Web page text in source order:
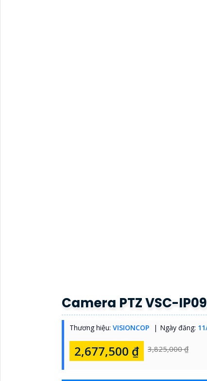
Camera PTZ VSC-
Thương hiệu: VISIONCOP Ngày đăng:
2,677,500 ₫ 3,825,000 ₫